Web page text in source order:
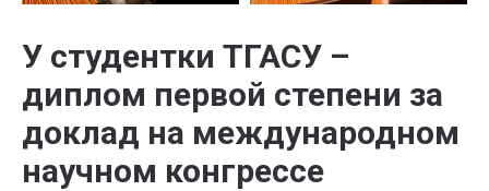
У студентки ТГАСУ –
диплом первой степени за
доклад на международном
научном конгрессе